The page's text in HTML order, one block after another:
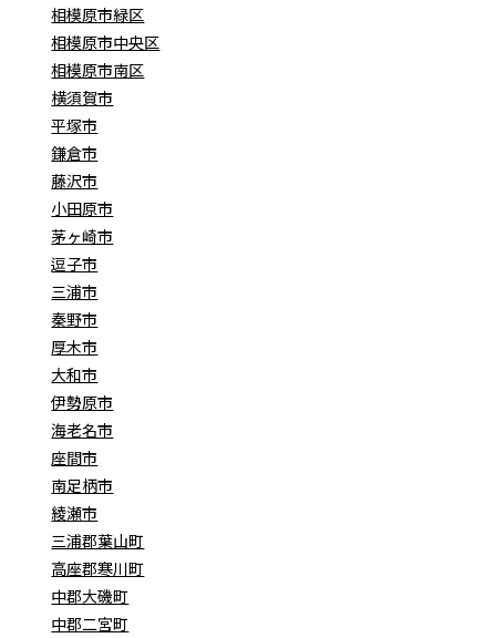
相模原市緑区
相模原市中央区
相模原市南区
横須賀市
平塚市
鎌倉市
藤沢市
小田原市
茅ヶ崎市
逗子市
三浦市
秦野市
厚木市
大和市
伊勢原市
海老名市
座間市
南足柄市
綾瀬市
三浦郡葉山町
高座郡寒川町
中郡大磯町
中郡二宮町